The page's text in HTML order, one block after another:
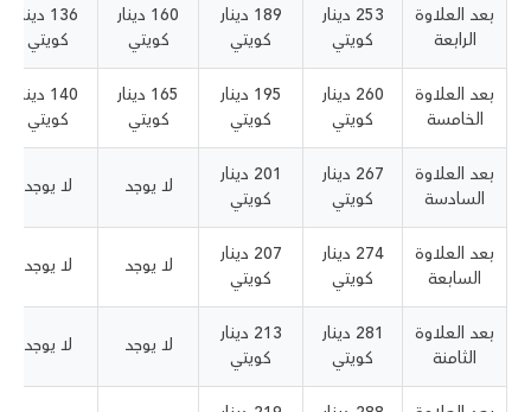
بعد العلاوة
الرابعة
253 دينار
كويتي
189 دينار
كويتي
160 دينار
كويتي
136 دينار
كويتي
بعد العلاوة
الخامسة
260 دينار
كويتي
195 دينار
كويتي
165 دينار
كويتي
140 دينار
كويتي
بعد العلاوة
السادسة
267 دينار
كويتي
201 دينار
كويتي
لا يوجد لا يوجد
بعد العلاوة
السابعة
274 دينار
كويتي
207 دينار
كويتي
لا يوجد لا يوجد
بعد العلاوة
الثامنة
281 دينار
كويتي
213 دينار
كويتي
لا يوجد لا يوجد